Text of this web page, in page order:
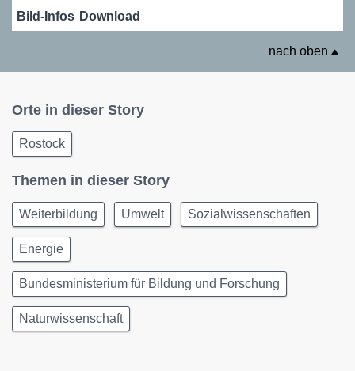
Bild-Infos Download
nach oben
Orte in dieser Story
Rostock
Themen in dieser Story
Weiterbildung Umwelt Sozialwissenschaften
Energie
Bundesministerium für Bildung und Forschung
Naturwissenschaft